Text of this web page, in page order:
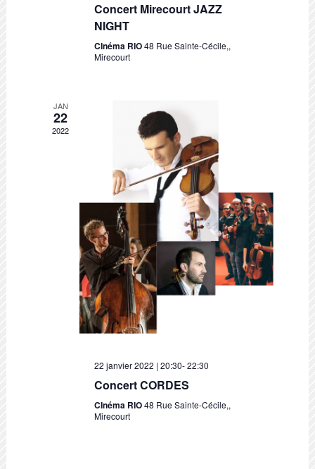
Concert Mirecourt JAZZ
NIGHT
CInéma RIO48 Rue Sainte-Cécile,,
Mirecourt
JAN
22
2022
22 janvier 2022 | 20:30-22:30
Concert CORDES
CInéma RIO48 Rue Sainte-Cécile,,
Mirecourt